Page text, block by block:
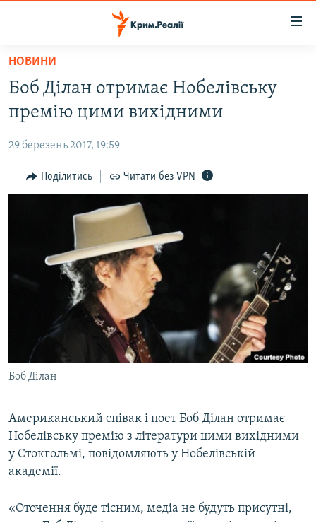
Перейти
основного
матеріалу
Перейти
до
навігації
Перейти
НОВИНИ
ВОДА.КРИМ
ВІДЕО ТА ФОТО
ПОЛІТИКА
БЛОГИ
ВСЕ ЗА ДЕНЬ
СПЕЦПРОЕКТИ
ДЕПОРТАЦІЯ
ВІДЕОУРОКИ «ELIFBE»
СВІДЧЕННЯ ОКУПАЦІЇ
УКРАЇНСЬКА ПРОБЛЕМА КРИМУ
ЯК ОБІЙТИ БЛОКУВАННЯ
Русский
Qırımtatar
Усі сайти RFE/RL
НОВИНИ
Боб Ділан отримає Нобелівську
премію цими вихідними
29 березень 2017, 19:59
Поділитись Читати без VPN
Боб Ділан
Американський співак і поет Боб Ділан отримає
Нобелівську премію з літератури цими вихідними
у Стокгольмі, повідомляють у Нобелівській
академії.
«Оточення буде тісним, медіа не будуть присутні,